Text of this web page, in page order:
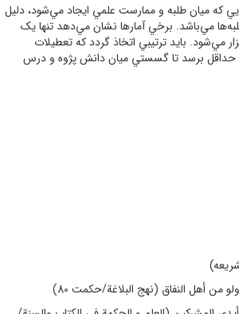
که ميان طلبه و ممارست علمي ايجاد مي‌شود، دليل
ها مي‌باشد. برخي آمارها نشان مي‌دهد تنها يک
مي‌شود. بايد ترتيبي اتخاذ گردد که تعطيلات
حداقل برسد تا گسستي ميان دانش پژوه و درس